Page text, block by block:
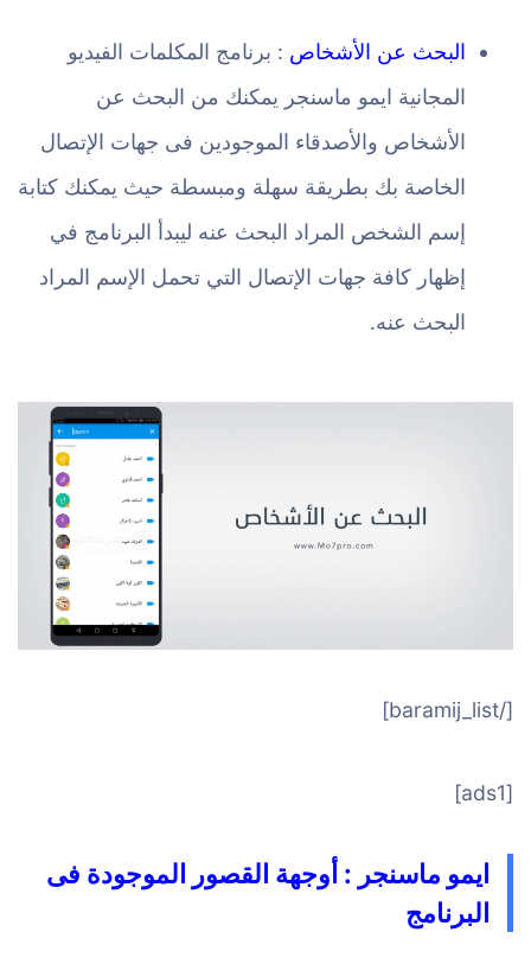
البحث عن الأشخاص : برنامج المكلمات الفيديو
المجانية ايمو ماسنجر يمكنك من البحث عن
الأشخاص والأصدقاء الموجودين فى جهات الإتصال
الخاصة بك بطريقة سهلة ومبسطة حيث يمكنك كتابة
إسم الشخص المراد البحث عنه ليبدأ البرنامج في
إظهار كافة جهات الإتصال التي تحمل الإسم المراد
البحث عنه.
[/baramij_list]
[ads1]
ايمو ماسنجر : أوجهة القصور الموجودة فى
البرنامج